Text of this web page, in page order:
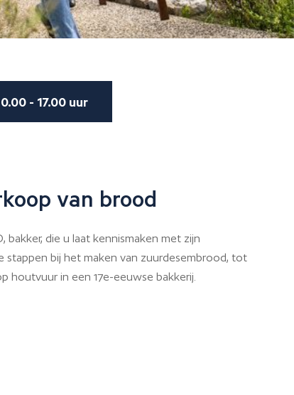
- 17.00 uur
van brood
bakker, die u laat kennismaken met zijn
stappen bij het maken van zuurdesembrood, tot
houtvuur in een 17e-eeuwse bakkerij.